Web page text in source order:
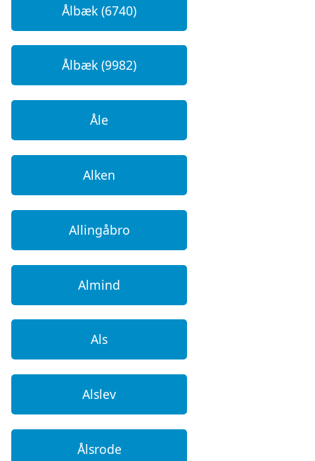
Ålbæk (6740)
Ålbæk (9982)
Åle
Alken
Allingåbro
Almind
Als
Alslev
Ålsrode